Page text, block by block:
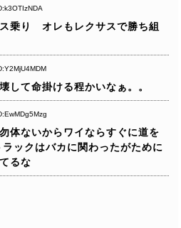
乗り オレもレクサスで勝ち組
して命掛ける程かいなぁ。。
体ないからワイならすぐに道を
ラックはバカに関わったがために
るな